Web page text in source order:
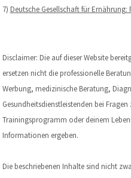
7) Deutsche Gesellschaft für Ernährung:
Disclaimer: Die auf dieser Website
ersetzen nicht die professionelle
Werbung, medizinische Beratung,
Gesundheitsdienstleistenden bei
Trainingsprogramm oder deinem
Informationen ergeben.
Die beschriebenen Inhalte sind nicht